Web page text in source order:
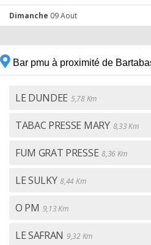
Dimanche 09 Aout
Bar pmu à proximité de
LE DUNDEE 5,78 Km
TABAC PRESSE MARY 8,33 Km
FUM GRAT PRESSE 8,36 Km
LE SULKY 8,44 Km
O PM 9,13 Km
LE SAFRAN 9,32 Km